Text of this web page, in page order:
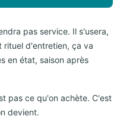
pas service. Il s'usera,
rituel d'entretien, ça va
en état, saison après
pas ce qu'on achète. C'est
devient.